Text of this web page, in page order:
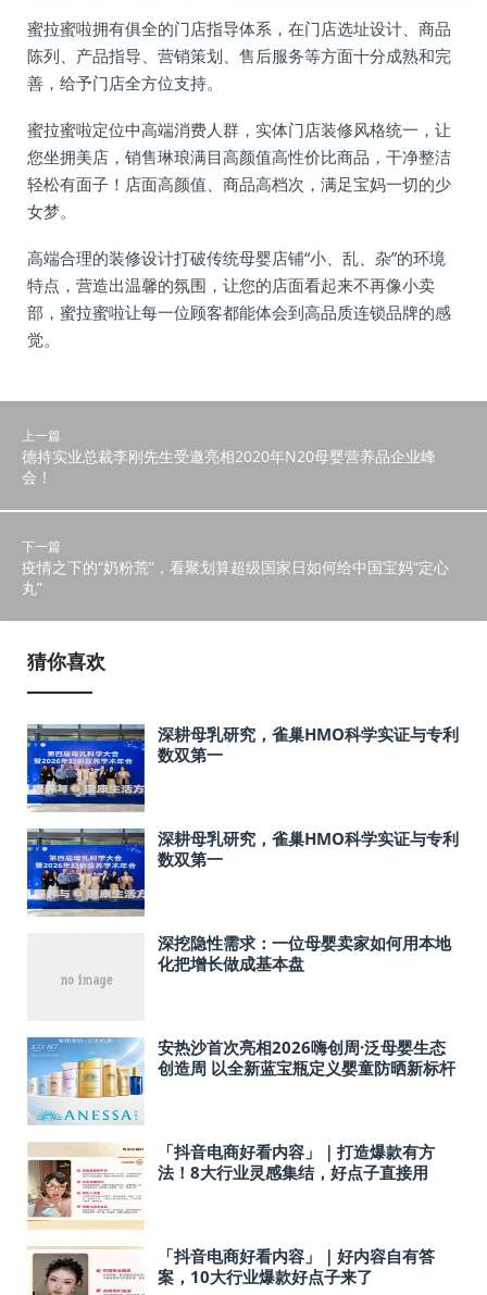
蜜拉蜜啦拥有俱全的门店指导体系，在门店选址设计、商品
陈列、产品指导、营销策划、售后服务等方面十分成熟和完
善，给予门店全方位支持。
蜜拉蜜啦定位中高端消费人群，实体门店装修风格统一，让
您坐拥美店，销售琳琅满目高颜值高性价比商品，干净整洁
轻松有面子！店面高颜值、商品高档次，满足宝妈一切的少
女梦。
高端合理的装修设计打破传统母婴店铺“小、乱、杂”的环境
特点，营造出温馨的氛围，让您的店面看起来不再像小卖
部，蜜拉蜜啦让每一位顾客都能体会到高品质连锁品牌的感
觉。
上一篇
德持实业总裁李刚先生受邀亮相2020年N20母婴营养品企业峰
会！
下一篇
疫情之下的“奶粉荒”，看聚划算超级国家日如何给中国宝妈“定心
丸”
猜你喜欢
深耕母乳研究，雀巢HMO科学实证与专利
数双第一
深耕母乳研究，雀巢HMO科学实证与专利
数双第一
深挖隐性需求：一位母婴卖家如何用本地
化把增长做成基本盘
安热沙首次亮相2026嗨创周·泛母婴生态
创造周 以全新蓝宝瓶定义婴童防晒新标杆
「抖音电商好看内容」｜打造爆款有方
法！8大行业灵感集结，好点子直接用
「抖音电商好看内容」｜好内容自有答
案，10大行业爆款好点子来了